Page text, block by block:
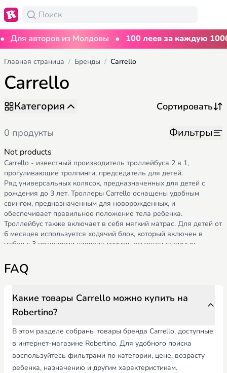
Для авторов из Молдовы 100 леев за каждую
Главная страница / Бренды / Carrello
Carrello
Категория
0 продукты Фильтры
Not products
Carrello - известный производитель троллейбуса 2 в 1,
прогуливающие тролпинги, председатель для детей.
Ряд универсальных колясок, предназначенных для детей с
рождения до 3 лет. Троллеры Carrello оснащены удобным
свингом, предназначенным для новорожденных, и
обеспечивает правильное положение тела ребенка.
Троллейбус также включает в себя мягкий матрас. Для детей от
6 месяцев используется ходячий блок, который включен в
набор с 3 позициями наклона спинки, оснащен съемным
имеют удобную и практическую зону расслабления.
Высококачественная внешняя ткань, которая не мешает
изготовлена из простого и устойчивого алюминия. Способен
поддерживать вес любого кадра с маленьким ребенком. Из -за
механизма складывания удобно носить тележку в багажнике
Столы Carrello имеют все необходимые корректировки и очень
просторный стул.
Читать далее
FAQ
Какие товары Carrello можно купить на
Robertino?
В этом разделе собраны товары бренда Carrello, доступные
в интернет-магазине Robertino. Для удобного поиска
воспользуйтесь фильтрами по категории, цене, возрасту
ребенка, назначению и другим характеристикам.